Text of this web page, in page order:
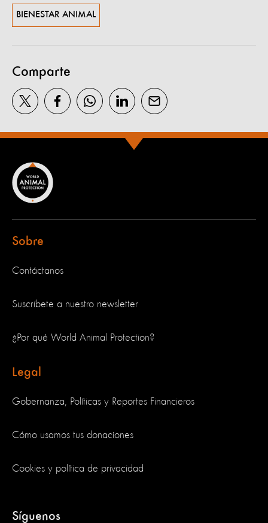
BIENESTAR ANIMAL
Comparte
Sobre
Contáctanos
Suscríbete a nuestro newsletter
¿Por qué World Animal Protection?
Legal
Gobernanza, Políticas y Reportes Financieros
Cómo usamos tus donaciones
Cookies y política de privacidad
Síguenos